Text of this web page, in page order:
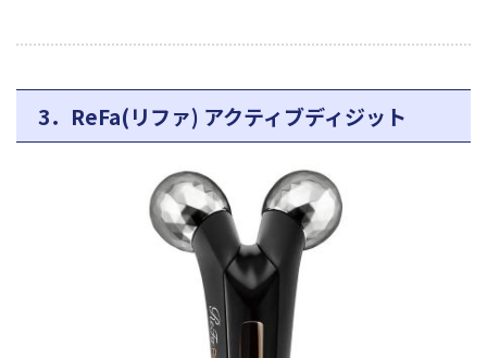
3．ReFa(リファ) アクティブディジット